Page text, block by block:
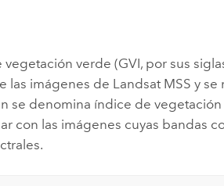
verde (GVI, por sus
las imágenes de Landsat MSS y
se denomina índice de
con las imágenes cuyas bandas